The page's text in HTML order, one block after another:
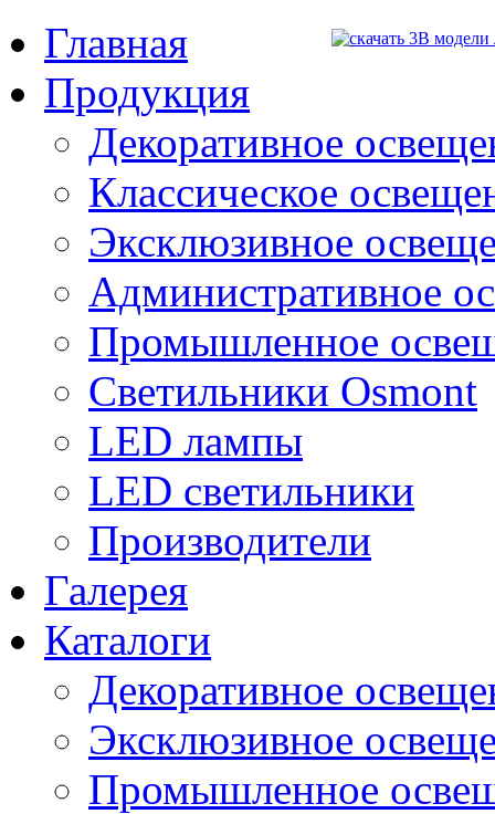
Главная
Продукция
Декоративное
Классическое
Эксклюзивное
Административное
Промышленное
Светильники Osmont
LED лампы
LED светильники
Производители
Галерея
Каталоги
Декоративное
Эксклюзивное
Промышленное